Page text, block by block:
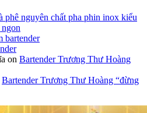
phê nguyên chất pha phin inox kiểu
bartender
on Bartender Trương Thư Hoàng
Bartender Trương Thư Hoàng “đừng